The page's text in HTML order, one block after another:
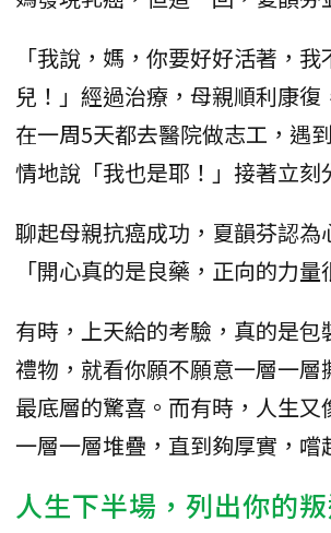
「我說，媽，你要好好活著，
兒！」經過治療，母親順利康復
在一周5天都去醫院做志工，遇
情地說「我也是耶！」接著立刻
聊起母親抗癌成功，夏韻芬認為
「開心真的是良藥，正向的力量
有時，上天給的考驗，真的是包
禮物，就看你願不願意一層一層
最底層的驚喜。而有時，人生又
一層一層堆疊，直到夠厚實，嚐
人生下半場，列出你的叛